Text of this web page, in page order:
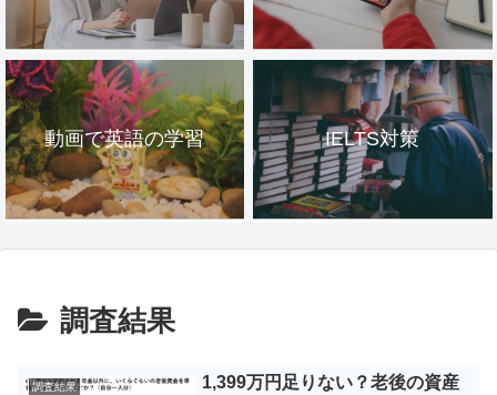
動画で英語の学習 IELTS対策
調査結果
調査結果
1,399万円足りない？老後の資産